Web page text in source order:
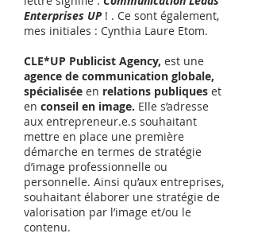
Enterprises UP ! . Ce sont également,
mes initiales : Cynthia Laure Etom.
CLE*UP Publicist Agency, est une
agence de communication globale,
spécialisée en relations publiques et
en conseil en image. Elle s’adresse
aux entrepreneur.e.s souhaitant
mettre en place une première
démarche en termes de stratégie
d’image professionnelle ou
personnelle. Ainsi qu’aux entreprises,
souhaitant élaborer une stratégie de
valorisation par l’image et/ou le
contenu.